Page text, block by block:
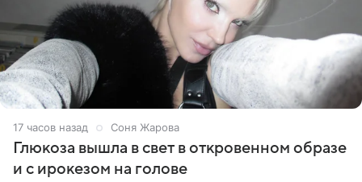
17 часов назад Соня Жарова
Глюкоза вышла в свет в откровенном образе
и с ирокезом на голове